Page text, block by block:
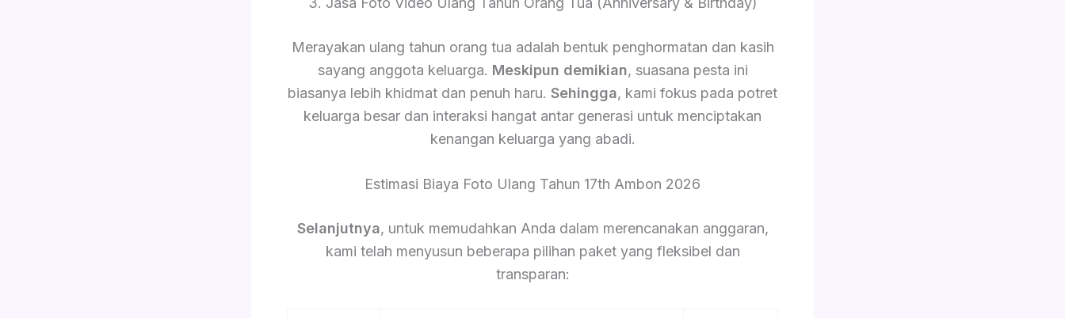
Merayakan ulang tahun orang tua adalah bentuk penghormatan dan kasih
sayang anggota keluarga. Meskipun demikian, suasana pesta ini
biasanya lebih khidmat dan penuh haru. Sehingga, kami fokus pada potret
keluarga besar dan interaksi hangat antar generasi untuk menciptakan
kenangan keluarga yang abadi.
Estimasi Biaya Foto Ulang Tahun 17th Ambon 2026
Selanjutnya, untuk memudahkan Anda dalam merencanakan anggaran,
kami telah menyusun beberapa pilihan paket yang fleksibel dan
transparan: